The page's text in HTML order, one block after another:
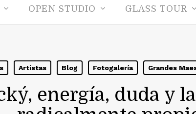
OPEN STUDIO GLASS TOUR
Artistas Blog Fotogalería Grandes
energía, duda y